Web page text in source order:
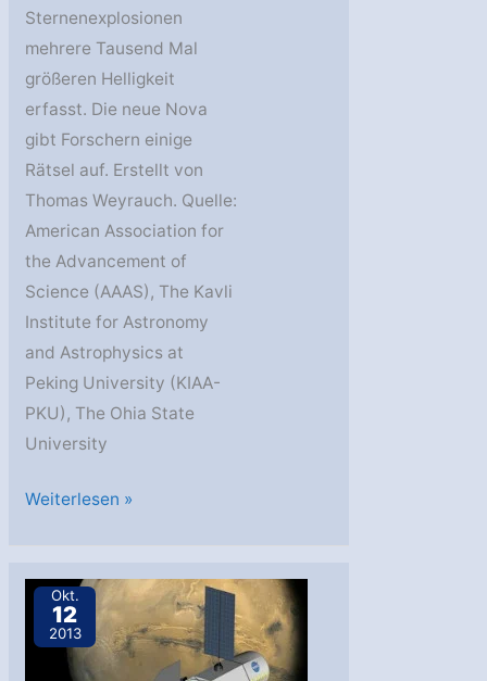
Sternenexplosionen
mehrere Tausend Mal
größeren Helligkeit
erfasst. Die neue Nova
gibt Forschern einige
Rätsel auf. Erstellt von
Thomas Weyrauch. Quelle:
American Association for
the Advancement of
Science (AAAS), The Kavli
Institute for Astronomy
and Astrophysics at
Peking University (KIAA-
PKU), The Ohia State
University
ASAS-
Hellste
bisher
beobachtete
Weiterlesen »
Okt.
12
2013